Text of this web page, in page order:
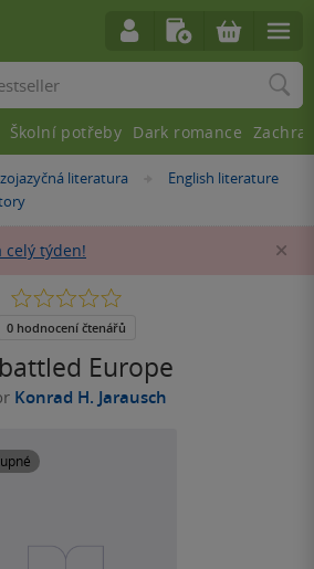
literatura »
English literature
celý týden!
Europe
Konrad H. Jarausch
0.0
5
0 hodnocení čtenářů
Školní potřeby Dark romance